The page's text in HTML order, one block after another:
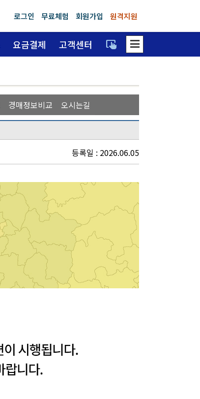
로그인 무료체험 회원가입 원격지원
요금결제 고객센터 trackpad_input dehaze
경매정보비교 오시는길
등록일 : 2026.06.05